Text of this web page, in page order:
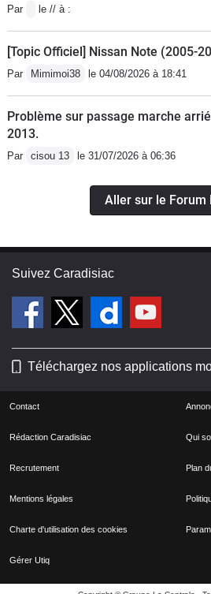
Par le // à :
[Topic Officiel] Nissan Note (2005-
Par Mimimoi38 le 04/08/2026 à 18:41
Problème sur passage marche
2013.
Par cisou 13 le 31/07/2026 à 06:36
Aller sur le Forum
Suivez Caradisiac
Téléchargez nos applications
Contact
Rédaction Caradisiac Qui
Recrutement Plan
Mentions légales
Charte d'utilisation des cookies
Gérer Utiq